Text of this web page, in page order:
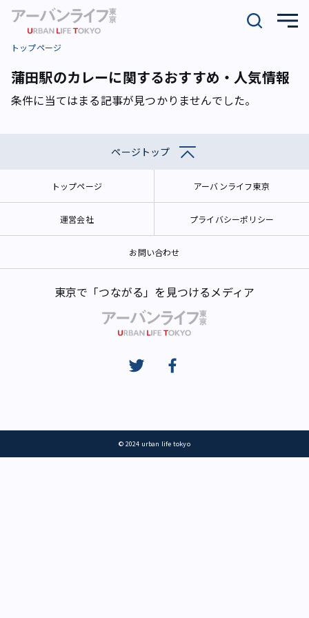
トップページ
蒲田駅のカレーに関するおすすめ・人気情報
条件に当てはまる記事が見つかりませんでした。
ページトップ
トップページ アーバンライフ東京
運営会社 プライバシーポリシー
お問い合わせ
東京で「つながる」を見つけるメディア
© 2024 urban life tokyo